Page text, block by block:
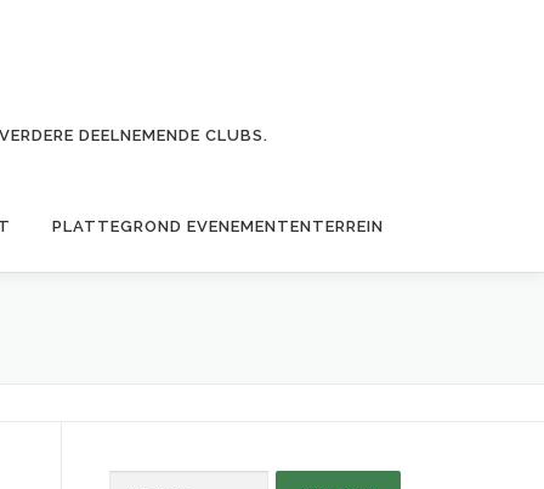
VERDERE DEELNEMENDE CLUBS.
PLATTEGROND EVENEMENTENTERREIN